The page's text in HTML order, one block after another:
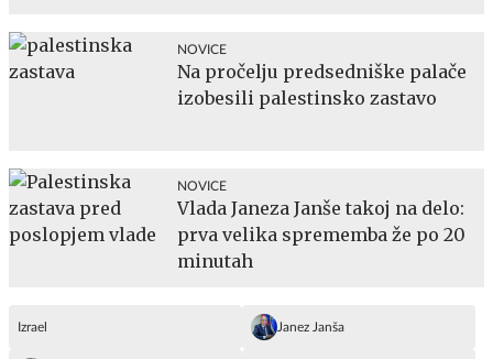
NOVICE
Na pročelju predsedniške palače
izobesili palestinsko zastavo
NOVICE
Vlada Janeza Janše takoj na delo:
prva velika sprememba že po 20
minutah
Izrael Janez Janša